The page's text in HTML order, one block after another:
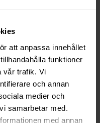
att anpassa innehållet
funktioner
vår trafik. Vi
och annan
medier och
samarbetar med.
med annan